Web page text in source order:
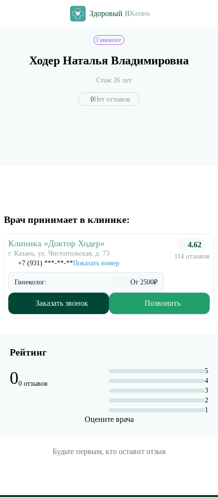
Здоровый ЯКазань
Гинеколог
Ходер Наталья Владимировна
Стаж 26 лет
0Нет отзывов
Врач принимает в клинике:
Клиника «Доктор Ходер»
г. Казань, ул. Чистопольская, д. 73
+7 (931) ***-**-**Показать номер
4.62
114 отзывов
Гинеколог: От 2500₽
Заказать звонок Позвонить
Рейтинг
00 отзывов
5
4
3
2
1
Оцените врача
Будьте первым, кто оставит отзыв